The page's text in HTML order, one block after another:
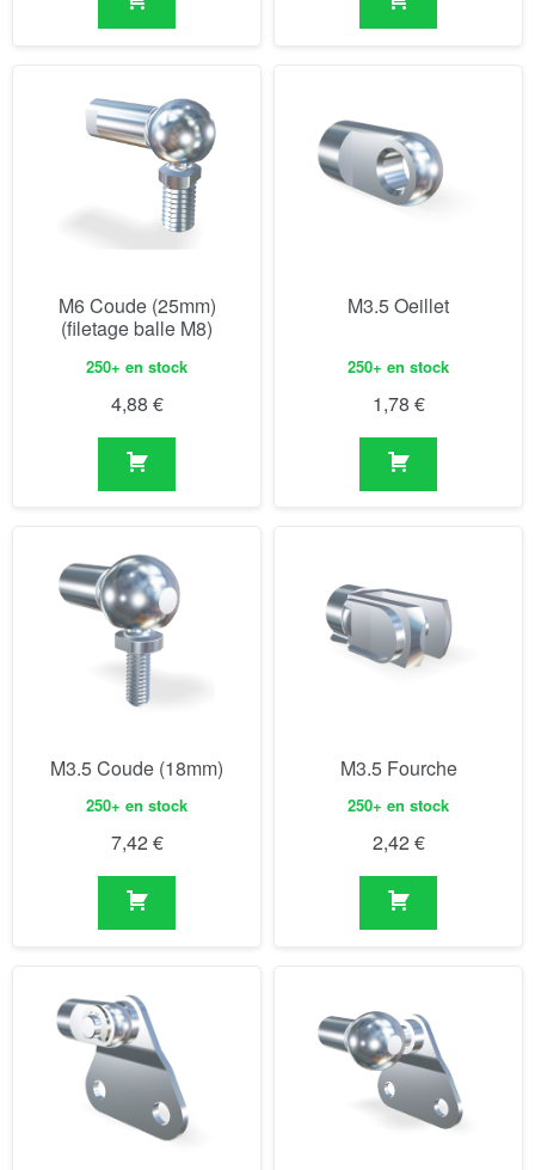
M6 Coude (25mm)
(filetage balle M8)
250+ en stock
4,88 €
M3.5 Oeillet
250+ en stock
1,78 €
M3.5 Coude (18mm)
250+ en stock
7,42 €
M3.5 Fourche
250+ en stock
2,42 €